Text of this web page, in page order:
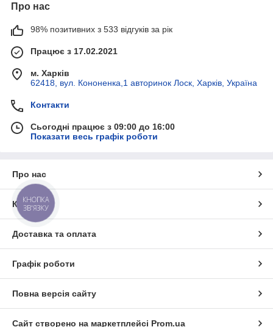
Про нас
98% позитивних з 533 відгуків за рік
Працює з 17.02.2021
м. Харків
62418, вул. Кононенка,1 авторинок Лоск, Харків, Україна
Контакти
Сьогодні працює з 09:00 до 16:00
Показати весь графік роботи
Про нас
Контакти
Доставка та оплата
Графік роботи
Повна версія сайту
Сайт створено на маркетплейсі Prom.ua
КНОПКА
ЗВ'ЯЗКУ